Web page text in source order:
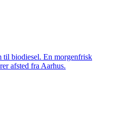
til biodiesel. En morgenfrisk
afsted fra Aarhus.